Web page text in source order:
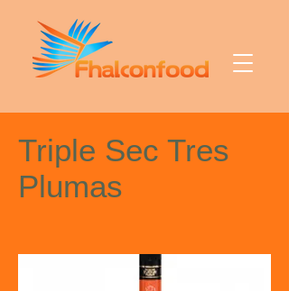
Triple Sec Tres
Plumas